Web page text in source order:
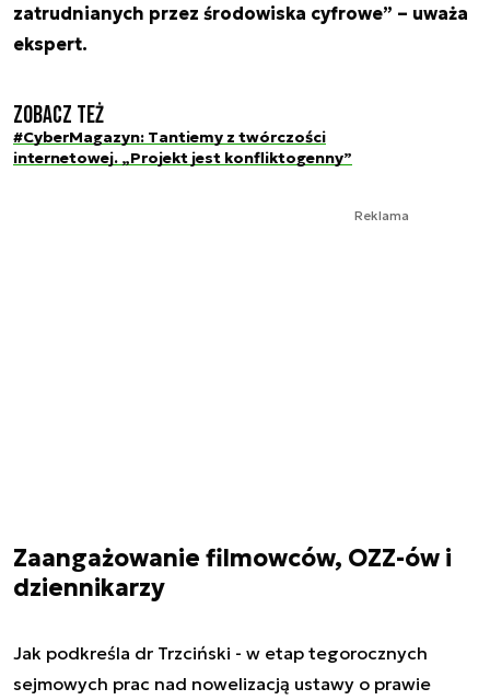
zatrudnianych przez środowiska cyfrowe” – uważa
ekspert.
Zobacz też
#CyberMagazyn: Tantiemy z twórczości
internetowej. „Projekt jest konfliktogenny”
Reklama
Zaangażowanie filmowców, OZZ-ów i
dziennikarzy
Jak podkreśla dr Trzciński - w etap tegorocznych
sejmowych prac nad nowelizacją ustawy o prawie